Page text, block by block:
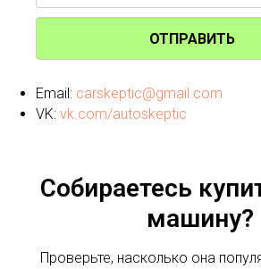
ОТПРАВИТЬ
Email: carskeptic@gmail.com
VK: vk.com/autoskeptic
Собираетесь
машину?
Проверьте, насколько она